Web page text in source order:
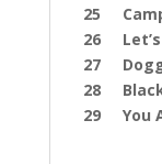
25
26
27
28
29 You